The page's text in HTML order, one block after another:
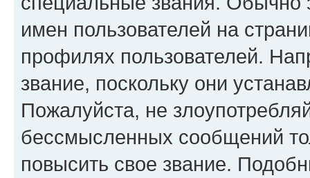
имен пользователей на
профилях пользователей.
звание, поскольку они
Пожалуйста, не
бессмысленных сообщений
повысить свое звание.